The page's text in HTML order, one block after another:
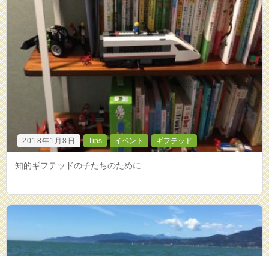
2018年1月8日 Tips イベント ギフテッド
知的ギフテッドの子たちのために